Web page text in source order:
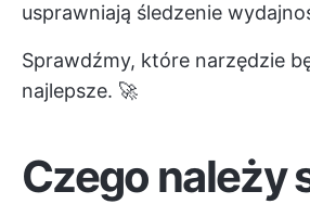
usprawniają śledzenie
Sprawdźmy, które narzędzie
najlepsze. 🚀
Czego należy